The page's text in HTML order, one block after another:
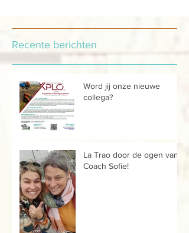
Recente berichten
Word jij onze nieuwe
collega?
La Trao door de ogen van...
Coach Sofie!